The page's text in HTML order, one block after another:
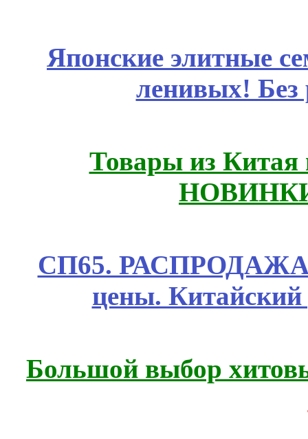
Японские элитные
ленивых!
Товары из Китая
СП65. РАСПРОДАЖА!
цены.
Большой выбор